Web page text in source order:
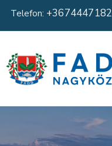
Telefon: +3674447182